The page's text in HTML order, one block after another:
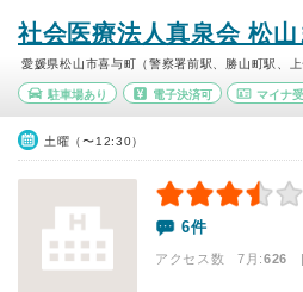
社会医療法人真泉会 松
愛媛県松山市喜与町（警察署前駅、勝山町駅、上
駐車場あり 電子決済可 マイナ
土曜（〜12:30）
6件
アクセス数 7月:626 |